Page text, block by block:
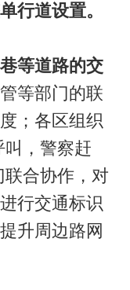
行道设置。
等道路的交
等部门的联
；各区组织
叫，警察赶
联合协作，对
行交通标识
升周边路网